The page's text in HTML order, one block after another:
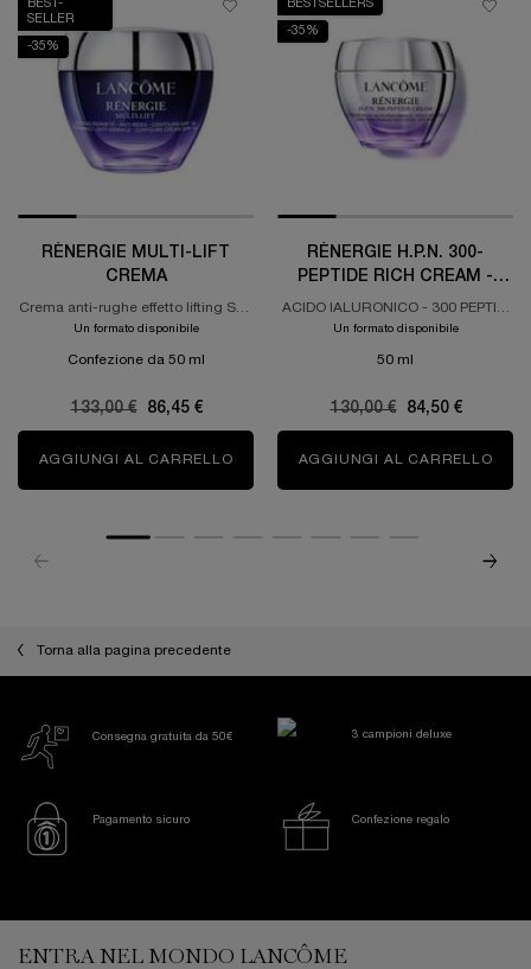
BEST-
SELLER
-35%
RÉNERGIE MULTI-LIFT
CREMA
Crema anti-rughe effetto lifting SPF
15
Un formato disponibile
Confezione da 50 ml
Old price
133,00 € New price
86,45 €
AGGIUNGI AL CARRELLO RÉNERGIE MULTI-LIFT CREMA
BESTSELLERS
-35%
RÉNERGIE H.P.N. 300-
PEPTIDE RICH CREAM -
PELLI SECCHE
ACIDO IALURONICO - 300 PEPTIDI
- NIACINAMIDE CREMA RICCA PER
PERFORMANCE
Un formato disponibile
50 ml
Old price
130,00 € New price
84,50 €
AGGIUNGI AL CARRELLO
Torna alla pagina precedente
Consegna gratuita da 50€ 3 campioni deluxe
Pagamento sicuro Confezione regalo
ENTRA NEL MONDO LANCÔME